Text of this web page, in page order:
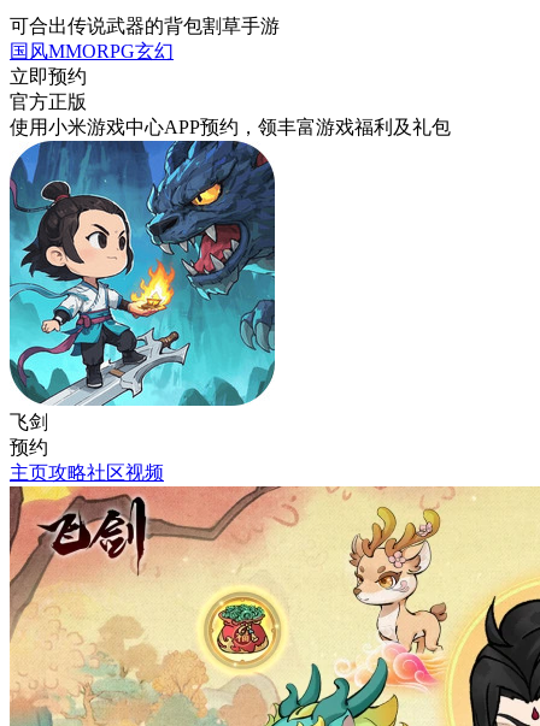
可合出传说武器的背包割草手游
国风MMORPG玄幻
立即预约
官方正版
使用小米游戏中心APP预约 ，领丰富游戏福利 及礼包
飞剑
预约
主页攻略社区视频